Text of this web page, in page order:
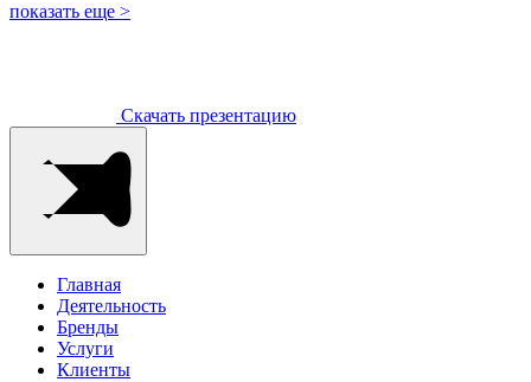
показать еще >
Скачать презентацию
Главная
Деятельность
Бренды
Услуги
Клиенты